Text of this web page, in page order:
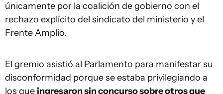
únicamente por la coalición de gobierno con el
rechazo explícito del sindicato del ministerio y el
Frente Amplio.
El gremio asistió al Parlamento para manifestar su
disconformidad porque se estaba privilegiando a
los que ingresaron sin concurso sobre otros que